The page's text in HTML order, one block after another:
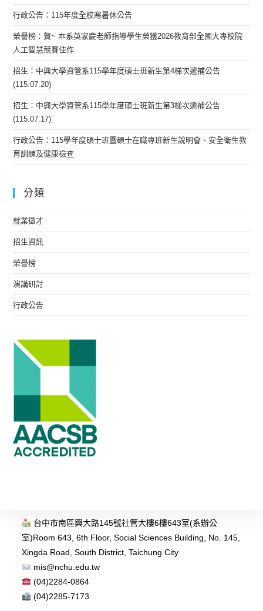
行政公告：115年度全校寒暑休公告
榮譽榜：賀~ 本系英家慶老師指導學生榮獲2026教育部全國大專校院
人工智慧競賽佳作
招生：中興大學資管系115學年度碩士班新生第4梯次遞補公告
(115.07.20)
招生：中興大學資管系115學年度碩士班新生第3梯次遞補公告
(115.07.17)
行政公告：115學年度碩士班暨碩士在職專班新生說明會、安全衛生教
育訓練及健康檢查
分類
就業徵才
招生資訊
榮譽榜
演講研討
行政公告
台中市南區興大路145號社管大樓6樓643室(系辦公
室)Room 643, 6th Floor, Social Sciences Building, No. 145,
Xingda Road, South District, Taichung City
mis@nchu.edu.tw
(04)2284-0864
(04)2285-7173